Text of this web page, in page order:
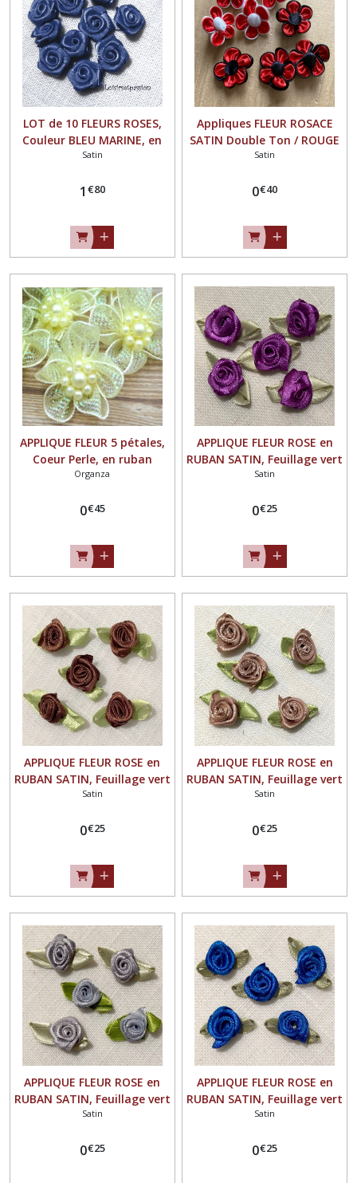
LOT de 10 FLEURS ROSES,
Couleur BLEU MARINE, en
RUBAN SATIN ** 15 mm **
Satin
1 €80
Appliques FLEUR ROSACE
SATIN Double Ton / ROUGE
BLANC NOIR ** 25 mm ** à
l'unité - F27
Satin
0€40
APPLIQUE FLEUR 5 pétales,
Coeur Perle, en ruban
organza irisé scintillant,
coudre ou à coller, vendu à
Organza
0€45
APPLIQUE FLEUR ROSE en
RUBAN SATIN, Feuillage vert
/ VIOLINE ** 25 mm ** à
l'unité - F16
Satin
0€25
APPLIQUE FLEUR ROSE en
RUBAN SATIN, Feuillage vert
/ MARRON ** 25 mm ** à
l'unité - F16
Satin
0€25
APPLIQUE FLEUR ROSE en
RUBAN SATIN, Feuillage vert
/ BEIGE ** 25 mm ** à
l'unité - F16
Satin
0€25
APPLIQUE FLEUR ROSE en
RUBAN SATIN, Feuillage vert
/ GRIS ** 25 mm ** à coudre
F16
Satin
0€25
APPLIQUE FLEUR ROSE en
RUBAN SATIN, Feuillage vert
/ BLEU ROI ** 25 mm ** à
l'unité - F16
Satin
0€25